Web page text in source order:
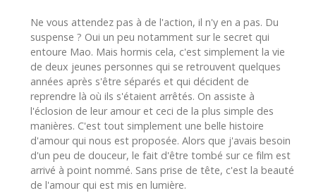
Ne vous attendez pas à de l'action, il n'y en a pas. Du
suspense ? Oui un peu notamment sur le secret qui
entoure Mao. Mais hormis cela, c'est simplement la vie
de deux jeunes personnes qui se retrouvent quelques
années après s'être séparés et qui décident de
reprendre là où ils s'étaient arrêtés. On assiste à
l'éclosion de leur amour et ceci de la plus simple des
manières. C'est tout simplement une belle histoire
d'amour qui nous est proposée. Alors que j'avais besoin
d'un peu de douceur, le fait d'être tombé sur ce film est
arrivé à point nommé. Sans prise de tête, c'est la beauté
de l'amour qui est mis en lumière.